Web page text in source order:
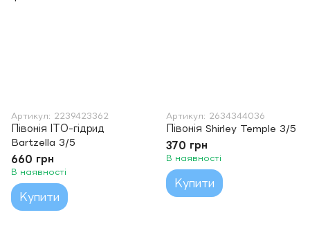
Артикул: 2239423362
Півонія ІТО-гідрид
Bartzella 3/5
660 грн
В наявності
Купити
Артикул: 2634344036
Півонія Shirley Temple 3/5
370 грн
В наявності
Купити